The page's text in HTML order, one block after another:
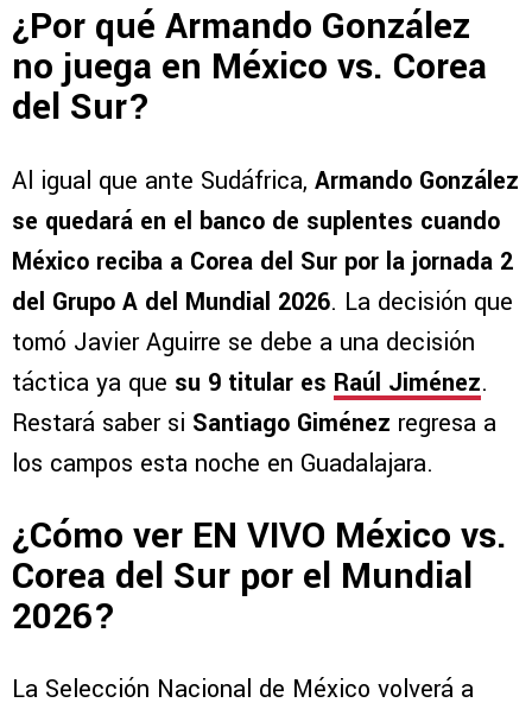
¿Por qué Armando González
no juega en México vs. Corea
del Sur?
Al igual que ante Sudáfrica, Armando González
se quedará en el banco de suplentes cuando
México reciba a Corea del Sur por la jornada 2
del Grupo A del Mundial 2026. La decisión que
tomó Javier Aguirre se debe a una decisión
táctica ya que su 9 titular es Raúl Jiménez.
Restará saber si Santiago Giménez regresa a
los campos esta noche en Guadalajara.
¿Cómo ver EN VIVO México vs.
Corea del Sur por el Mundial
2026?
La Selección Nacional de México volverá a